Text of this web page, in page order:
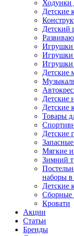
Ходунки
Детские
Детский
Игрушки
Игрушки
Игрушки
Детские
Детские
Детские
Товары
Детские
Мягкие
Зимний
наборы в
Детские
Сборные
Кровати
Акции
Статьи
Бренды